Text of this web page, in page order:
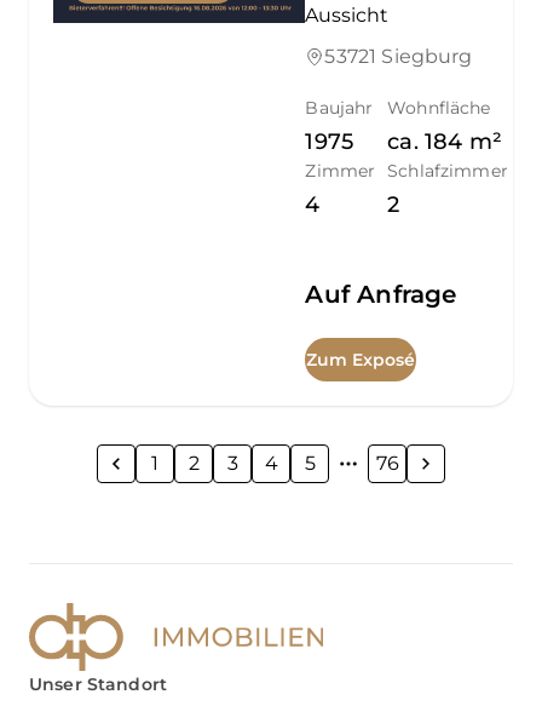
Aussicht
53721 Siegburg
Baujahr
1975
Wohnfläche
ca. 184 m²
Zimmer
4
Schlafzimmer
2
Auf Anfrage
Zum Exposé
1 2 3 4 5 76
Unser Standort